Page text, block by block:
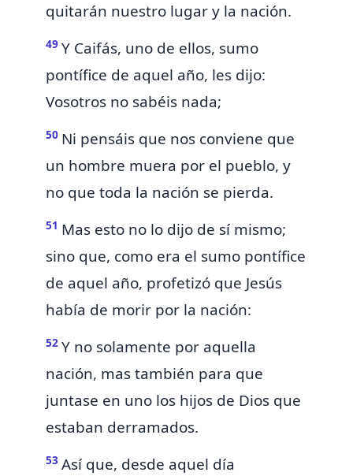
quitarán nuestro lugar y la nación.
49 Y Caifás, uno de ellos, sumo
pontífice de aquel año, les dijo:
Vosotros no sabéis nada;
50 Ni pensáis que nos conviene que
un hombre muera por el pueblo, y
no que toda la nación se pierda.
51 Mas esto no lo dijo de sí mismo;
sino que, como era el sumo pontífice
de aquel año, profetizó que Jesús
había de morir por la nación:
52 Y no solamente por aquella
nación, mas también para que
juntase en uno los hijos de Dios que
estaban derramados.
53 Así que, desde aquel día